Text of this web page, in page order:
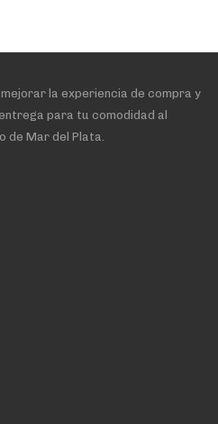
la experiencia de compra y
para tu comodidad al
de Mar del Plata.